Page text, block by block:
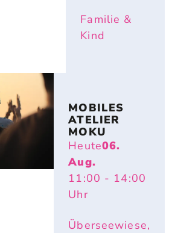
Familie &
Kind
MOBILES
ATELIER
MOKU
Heute06.
Aug.
11:00 - 14:00
Uhr
Überseewiese,